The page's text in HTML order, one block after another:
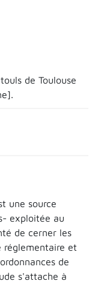
de Toulouse
une source
exploitée au
de cerner les
réglementaire et
de
s'attache à